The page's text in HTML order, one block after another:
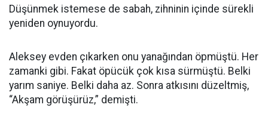
Düşünmek istemese de sabah, zihninin içinde sürekli
yeniden oynuyordu.
Aleksey evden çıkarken onu yanağından öpmüştü. Her
zamanki gibi. Fakat öpücük çok kısa sürmüştü. Belki
yarım saniye. Belki daha az. Sonra atkısını düzeltmiş,
“Akşam görüşürüz,” demişti.